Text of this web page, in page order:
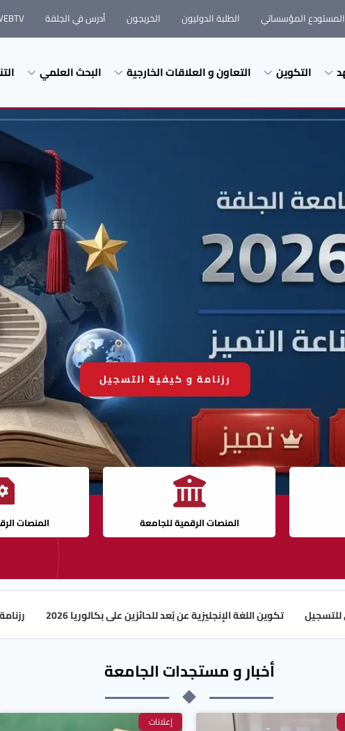
المستودع المؤسساتي الطلبة الدوليون الخريجون أدرس في الجلفة
التكوين التعاون و العلاقات الخارجية البحث العلمي
رزنامة و كيفية التسجيل
المنصات الرقمية للجامعة المنصات
تكوين اللغة الإنجليزية عن بُعد للحائزين على بكالوريا 2026 رزنامة التسجيلات
أخبار و مستجدات الجامعة
إعلانات